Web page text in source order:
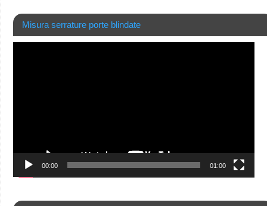
Misura serrature porte blindate
00:00 01:00